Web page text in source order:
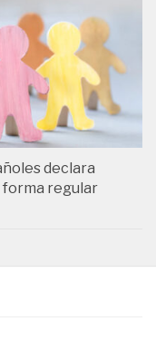
declara
regular